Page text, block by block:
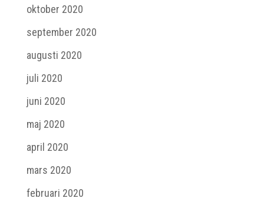
oktober 2020
september 2020
augusti 2020
juli 2020
juni 2020
maj 2020
april 2020
mars 2020
februari 2020